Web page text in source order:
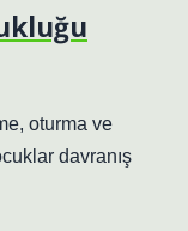
oturma ve
davranış